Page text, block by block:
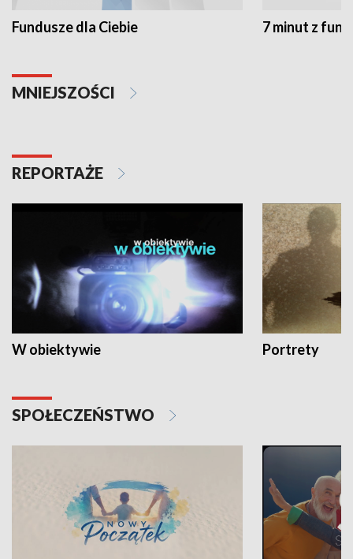
Fundusze dla Ciebie 7 minut z
MNIEJSZOŚCI
REPORTAŻE
W obiektywie Portrety
SPOŁECZEŃSTWO